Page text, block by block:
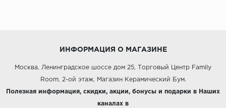
ИНФОРМАЦИЯ О МАГАЗИНЕ
Москва, Ленинградское шоссе дом 25, Торговый Центр Family
Room, 2-ой этаж, Магазин Керамический Бум.
Полезная информация, скидки, акции, бонусы и подарки в Наших
каналах в